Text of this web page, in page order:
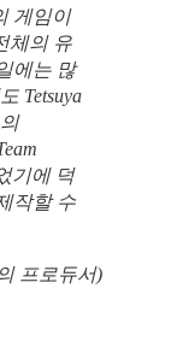
게임이
체의 유
에는 많
Tetsuya
기에 덕
작할 수
프로듀서)